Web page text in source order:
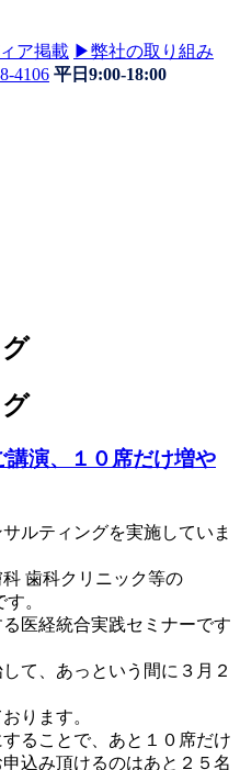
ア掲載 ▶弊社の取り組み
4106 平日9:00-18:00
講演、１０席だけ増や
ルティングを実施していま
歯科クリニック等の
。
医経統合実践セミナーです
て、あっという間に３月２
ります。
ることで、あと１０席だけ
込み頂けるのはあと２５名